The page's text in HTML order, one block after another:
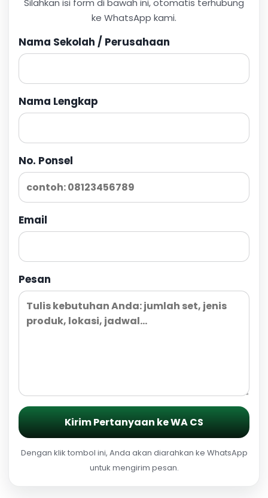
Silahkan isi form di bawah ini, otomatis terhubung
ke WhatsApp kami.
Nama Sekolah / Perusahaan
Nama Lengkap
No. Ponsel
Email
Pesan
Kirim Pertanyaan ke WA CS
Dengan klik tombol ini, Anda akan diarahkan ke WhatsApp
untuk mengirim pesan.